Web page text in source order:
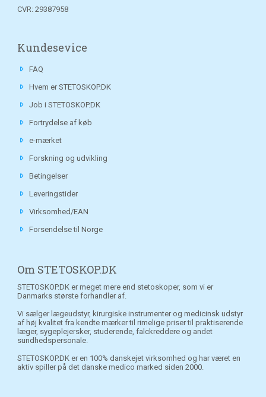
CVR: 29387958
Kundesevice
FAQ
Hvem er STETOSKOP.DK
Job i STETOSKOP.DK
Fortrydelse af køb
e-mærket
Forskning og udvikling
Betingelser
Leveringstider
Virksomhed/EAN
Forsendelse til Norge
Om STETOSKOP.DK
STETOSKOP.DK er meget mere end stetoskoper, som vi er
Danmarks største forhandler af.
Vi sælger lægeudstyr, kirurgiske instrumenter og medicinsk udstyr
af høj kvalitet fra kendte mærker til rimelige priser til praktiserende
læger, sygeplejersker, studerende, falckreddere og andet
sundhedspersonale.
STETOSKOP.DK er en 100% danskejet virksomhed og har været en
aktiv spiller på det danske medico marked siden 2000.